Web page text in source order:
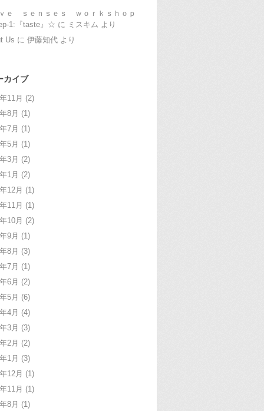
ｅ ｓｅｎｓｅｓ ｗｏｒｋｓｈｏｐ
1:『taste』☆ に ミスキム より
Us に 伊藤知代 より
カイブ
11月 (2)
8月 (1)
7月 (1)
5月 (1)
3月 (2)
1月 (2)
12月 (1)
11月 (1)
10月 (2)
9月 (1)
8月 (3)
7月 (1)
6月 (2)
5月 (6)
4月 (4)
3月 (3)
2月 (2)
1月 (3)
12月 (1)
11月 (1)
8月 (1)